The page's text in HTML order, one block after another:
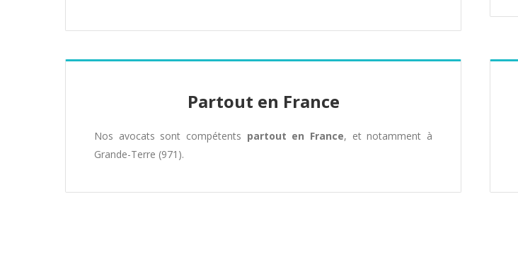
Partout en France
Nos avocats sont compétents partout en France, et notamment à
Grande-Terre (971).